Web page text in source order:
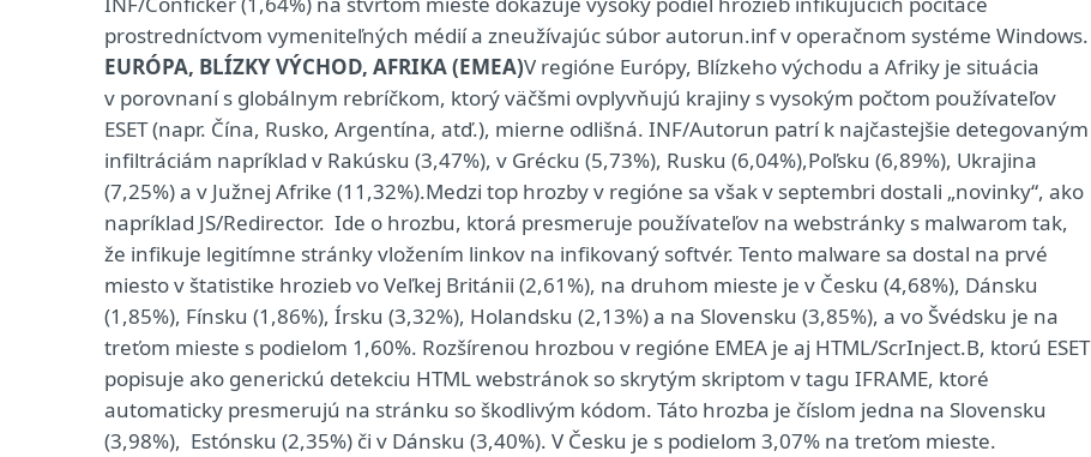
prostredníctvom vymeniteľných médií a zneužívajúc súbor autorun.inf v operačnom systéme Windows.
EURÓPA, BLÍZKY VÝCHOD, AFRIKA (EMEA)V regióne Európy, Blízkeho východu a Afriky je situácia
v porovnaní s globálnym rebríčkom, ktorý väčšmi ovplyvňujú krajiny s vysokým počtom používateľov
ESET (napr. Čína, Rusko, Argentína, atď.), mierne odlišná. INF/Autorun patrí k najčastejšie detegovaným
infiltráciám napríklad v Rakúsku (3,47%), v Grécku (5,73%), Rusku (6,04%),Poľsku (6,89%), Ukrajina
(7,25%) a v Južnej Afrike (11,32%).Medzi top hrozby v regióne sa však v septembri dostali „novinky“, ako
napríklad JS/Redirector. Ide o hrozbu, ktorá presmeruje používateľov na webstránky s malwarom tak,
že infikuje legitímne stránky vložením linkov na infikovaný softvér. Tento malware sa dostal na prvé
miesto v štatistike hrozieb vo Veľkej Británii (2,61%), na druhom mieste je v Česku (4,68%), Dánsku
(1,85%), Fínsku (1,86%), Írsku (3,32%), Holandsku (2,13%) a na Slovensku (3,85%), a vo Švédsku je na
treťom mieste s podielom 1,60%. Rozšírenou hrozbou v regióne EMEA je aj HTML/ScrInject.B, ktorú ESET
popisuje ako generickú detekciu HTML webstránok so skrytým skriptom v tagu IFRAME, ktoré
automaticky presmerujú na stránku so škodlivým kódom. Táto hrozba je číslom jedna na Slovensku
(3,98%), Estónsku (2,35%) či v Dánsku (3,40%). V Česku je s podielom 3,07% na treťom mieste.